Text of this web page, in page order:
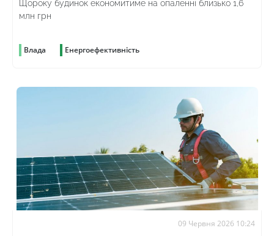
Щороку будинок економитиме на опаленні близько 1,6
млн грн
Влада Енергоефективність
09 Червня 2026 10:24